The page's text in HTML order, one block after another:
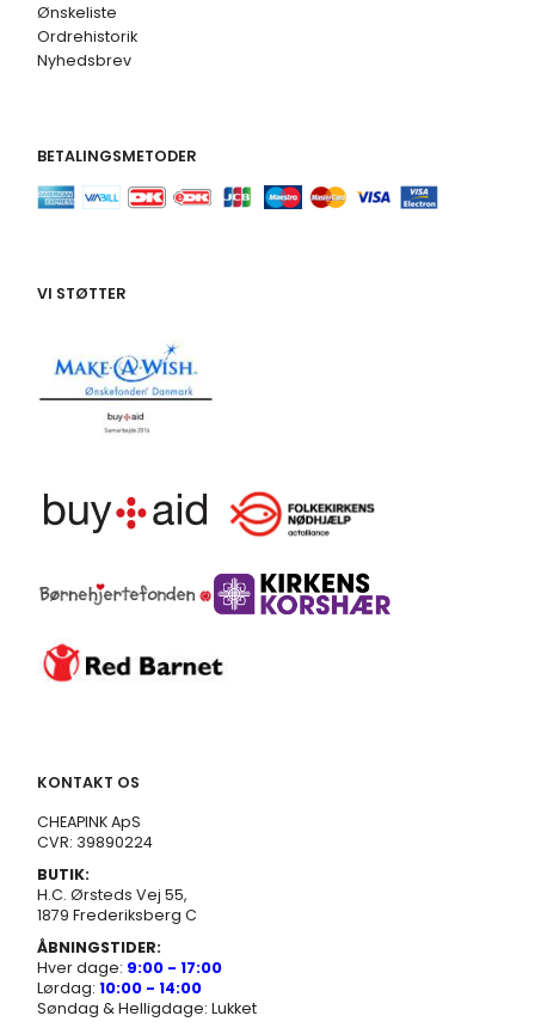
Ønskeliste
Ordrehistorik
Nyhedsbrev
BETALINGSMETODER
VI STØTTER
KONTAKT OS
CHEAPINK ApS
CVR: 39890224
BUTIK:
H.C. Ørsteds Vej 55,
1879 Frederiksberg C
ÅBNINGSTIDER:
Hver dage: 9:00 - 17:00
Lørdag: 10:00 - 14:00
Søndag & Helligdage: Lukket